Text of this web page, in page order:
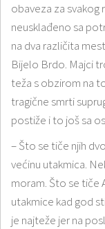
obaveza za
neusklađeno sa
na dva različita
Bijelo Brdo. Majci
teža s obzirom na
tragične smrti
postiže i to još sa
– Što se tiče njih
većinu utakmica.
moram. Što se tiče
utakmice kad god
je najteže jer na